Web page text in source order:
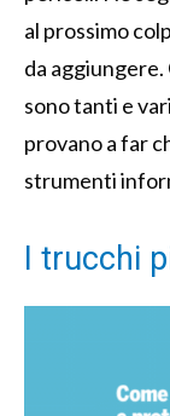
al prossimo
da
sono tanti e
provano a far
strumenti
I trucchi